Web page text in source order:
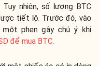
Tuy nhiên, số lượng BTC
tiết lộ. Trước đó, vào
một phen gây chú ý khi
để mua BTC.